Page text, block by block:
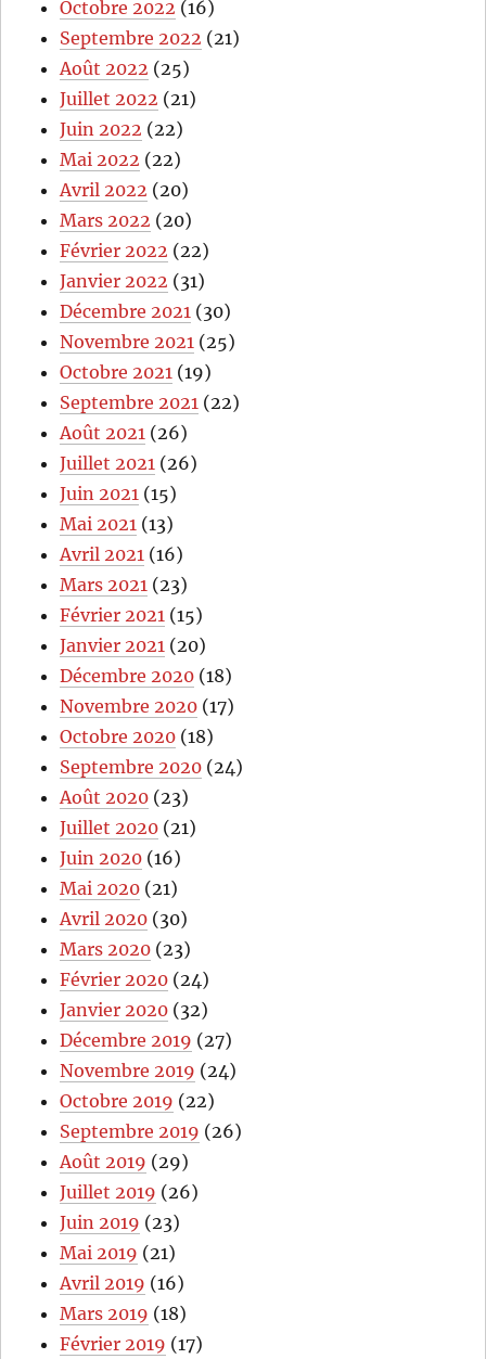
Octobre 2022 (16)
Septembre 2022 (21)
Août 2022 (25)
Juillet 2022 (21)
Juin 2022 (22)
Mai 2022 (22)
Avril 2022 (20)
Mars 2022 (20)
Février 2022 (22)
Janvier 2022 (31)
Décembre 2021 (30)
Novembre 2021 (25)
Octobre 2021 (19)
Septembre 2021 (22)
Août 2021 (26)
Juillet 2021 (26)
Juin 2021 (15)
Mai 2021 (13)
Avril 2021 (16)
Mars 2021 (23)
Février 2021 (15)
Janvier 2021 (20)
Décembre 2020 (18)
Novembre 2020 (17)
Octobre 2020 (18)
Septembre 2020 (24)
Août 2020 (23)
Juillet 2020 (21)
Juin 2020 (16)
Mai 2020 (21)
Avril 2020 (30)
Mars 2020 (23)
Février 2020 (24)
Janvier 2020 (32)
Décembre 2019 (27)
Novembre 2019 (24)
Octobre 2019 (22)
Septembre 2019 (26)
Août 2019 (29)
Juillet 2019 (26)
Juin 2019 (23)
Mai 2019 (21)
Avril 2019 (16)
Mars 2019 (18)
Février 2019 (17)